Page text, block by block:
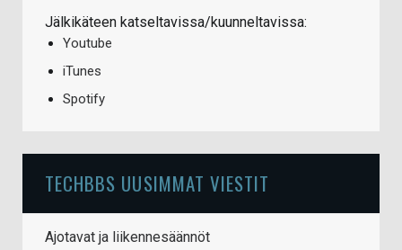
Jälkikäteen katseltavissa/kuunneltavissa:
Youtube
iTunes
Spotify
TECHBBS UUSIMMAT VIESTIT
Ajotavat ja liikennesäännöt